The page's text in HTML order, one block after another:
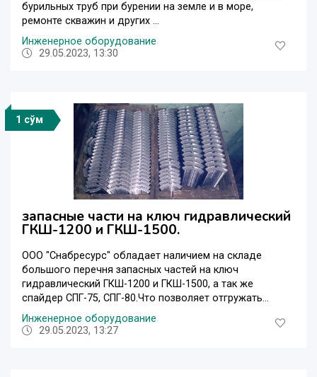
бурильных труб при бурении на земле и в море,
ремонте скважин и других ...
Инженерное оборудование
29.05.2023, 13:30
1 сўм
запасные части на ключ гидравлический
ГКШ-1200 и ГКШ-1500.
ООО "Снабресурс" обладает наличием на складе
большого перечня запасных частей на ключ
гидравлический ГКШ-1200 и ГКШ-1500, а так же
спайдер СПГ-75, СПГ-80.Что позволяет отгружать...
Инженерное оборудование
29.05.2023, 13:27